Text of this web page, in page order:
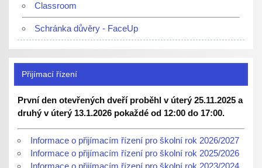
Classroom
Schránka důvěry - FaceUp
Přijímací řízení
První den otevřených dveří proběhl v úterý 25.11.2025 a
druhý v úterý 13.1.2026 pokaždé od 12:00 do 17:00.
Informace o přijímacím řízení pro školní rok 2026/2027
Informace o přijímacím řízení pro školní rok 2025/2026
Informace o přijímacím řízení pro školní rok 2023/2024